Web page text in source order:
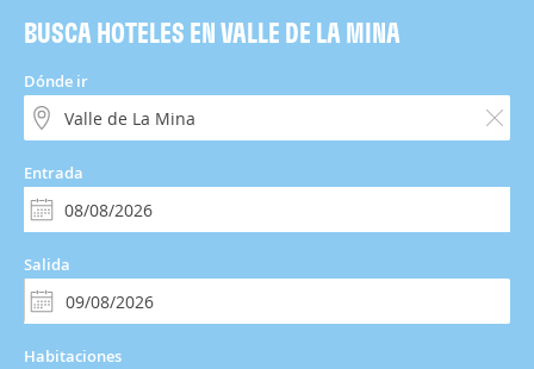
BUSCA HOTELES EN VALLE DE LA MINA
Dónde ir
Entrada
Salida
Habitaciones